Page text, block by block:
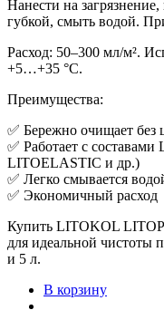
Нанести на
губкой, смыть водой.
Расход: 50–300 мл/м².
+5…+35 °C.
Преимущества:
✅ Бережно очищает без
✅ Работает с
LITOELASTIC и др.)
✅ Легко смывается
✅ Экономичный расход
Купить LITOKOL
для идеальной чистоты
и 5 л.
В корзину